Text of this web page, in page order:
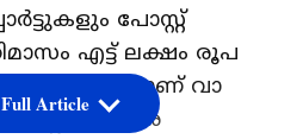
പോസ്റ്റ്
എട്ട് ലക്ഷം രൂപ
നൽകുമെന്നാണ് വാ​
Article